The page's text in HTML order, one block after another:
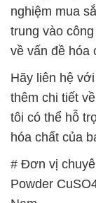
nghiệm mua
trung vào
về vấn đề hóa
Hãy liên hệ
thêm chi tiết
tôi có thể hỗ
hóa chất của
# Đơn vị
Powder